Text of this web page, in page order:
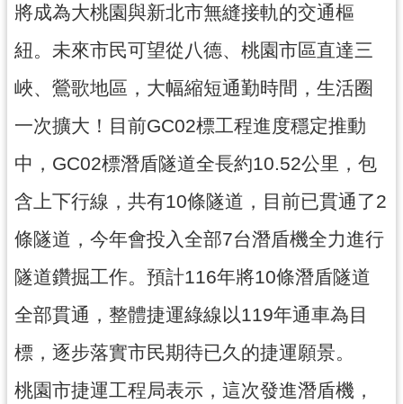
工
程
度
廉
平
臺
政
府
資
公
關
將成為大桃園與新北市無縫接軌的交通樞
紐。未來市民可望從八德、桃園市區直達三
峽、鶯歌地區，大幅縮短通勤時間，生活圈
一次擴大！目前GC02標工程進度穩定推動
中，GC02標潛盾隧道全長約10.52公里，包
含上下行線，共有10條隧道，目前已貫通了2
條隧道，今年會投入全部7台潛盾機全力進行
隧道鑽掘工作。預計116年將10條潛盾隧道
全部貫通，整體捷運綠線以119年通車為目
標，逐步落實市民期待已久的捷運願景。
桃園市捷運工程局表示，這次發進潛盾機，